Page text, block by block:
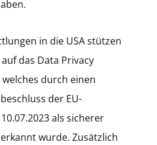
in die USA stützen
das Data Privacy
welches durch einen
der EU-
als sicherer
wurde. Zusätzlich